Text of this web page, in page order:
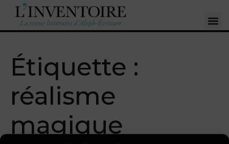
Étiquette :
réalisme
magique